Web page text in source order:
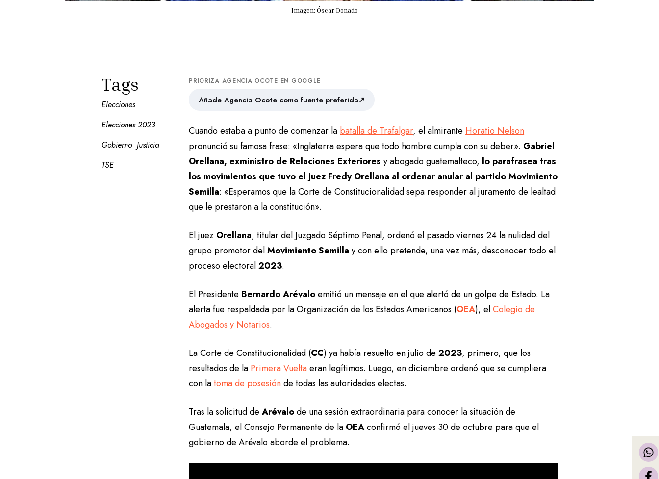
Imagen: Óscar Donado
Tags
Elecciones
Elecciones 2023
Gobierno Justicia
TSE
PRIORIZA AGENCIA OCOTE EN GOOGLE
Añade Agencia Ocote como fuente preferida↗
Cuando estaba a punto de comenzar la batalla de Trafalgar, el almirante Horatio Nelson
pronunció su famosa frase: «Inglaterra espera que todo hombre cumpla con su deber». Gabriel
Orellana, exministro de Relaciones Exteriores y abogado guatemalteco, lo parafrasea tras
los movimientos que tuvo el juez Fredy Orellana al ordenar anular al partido Movimiento
Semilla: «Esperamos que la Corte de Constitucionalidad sepa responder al juramento de lealtad
que le prestaron a la constitución».
El juez Orellana, titular del Juzgado Séptimo Penal, ordenó el pasado viernes 24 la nulidad del
grupo promotor delMovimiento Semillay con ello pretende, una vez más, desconocer todo el
proceso electoral2023.
El Presidente Bernardo Arévaloemitió un mensaje en el que alertó de un golpe de Estado. La
alerta fue respaldada por la Organización de los Estados Americanos (OEA), elColegio de
Abogados y Notarios.
La Corte de Constitucionalidad (CC) ya había resuelto en julio de2023, primero, que los
resultados de la Primera Vueltaeran legítimos. Luego, en diciembre ordenó que se cumpliera
con latoma de posesiónde todas las autoridades electas.
Tras la solicitud deArévalode una sesión extraordinaria para conocer la situación de
Guatemala, el Consejo Permanente de la OEAconfirmó el jueves 30 de octubre para que el
gobierno de Arévalo aborde el problema.